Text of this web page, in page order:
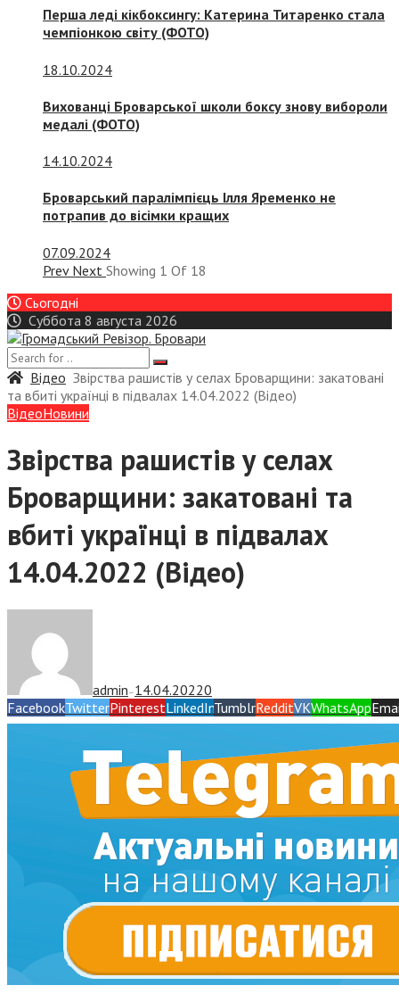
Перша леді кікбоксингу: Катерина Титаренко стала
чемпіонкою світу (ФОТО)
18.10.2024
Вихованці Броварської школи боксу знову вибороли
медалі (ФОТО)
14.10.2024
Броварський паралімпієць Ілля Яременко не
потрапив до вісімки кращих
07.09.2024
Prev Next Showing 1 Of 18
Сьогодні
Суббота 8 августа 2026
Відео Звірства рашистів у селах Броварщини: закатовані
та вбиті українці в підвалах 14.04.2022 (Відео)
ВідеоНовини
Звірства рашистів у селах
Броварщини: закатовані та
вбиті українці в підвалах
14.04.2022 (Відео)
admin — 14.04.20220
FacebookTwitterPinterestLinkedInTumblrRedditVKWhatsApp